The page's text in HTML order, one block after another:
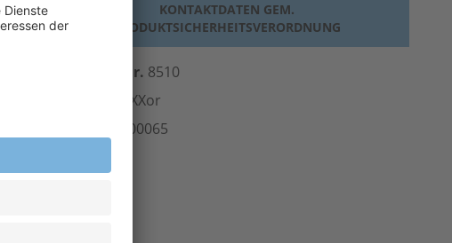
KONTAKTDATEN GEM.
PRODUKTSICHERHEITSVERORDNUNG
Herst.-Art.-Nr. 8510
teXXor
301.00065